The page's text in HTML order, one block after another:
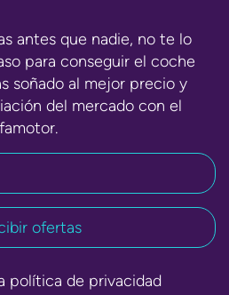
antes que nadie, no te lo
para conseguir el coche
soñado al mejor precio y
del mercado con el
política de privacidad